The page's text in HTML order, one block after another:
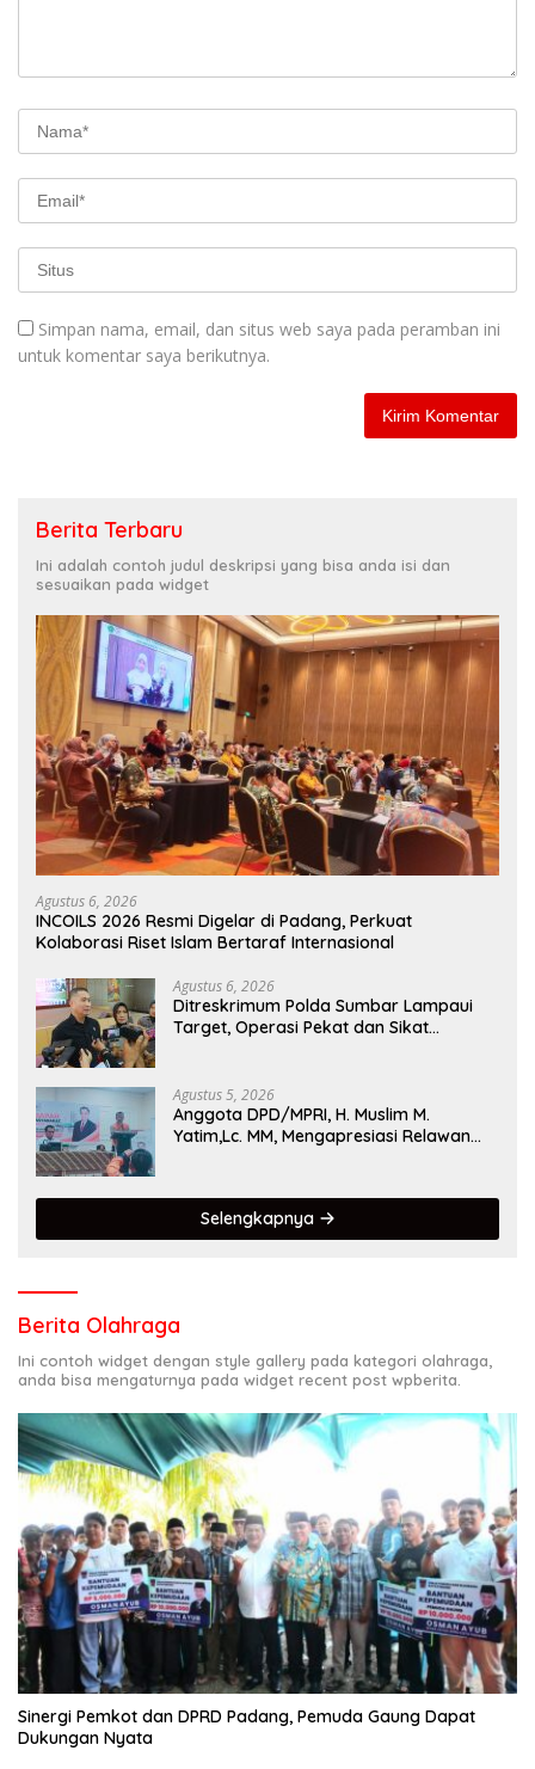
Simpan nama, email, dan situs web saya pada peramban ini
untuk komentar saya berikutnya.
Berita Terbaru
Ini adalah contoh judul deskripsi yang bisa anda isi dan
sesuaikan pada widget
Agustus 6, 2026
INCOILS 2026 Resmi Digelar di Padang, Perkuat
Kolaborasi Riset Islam Bertaraf Internasional
Agustus 6, 2026
Ditreskrimum Polda Sumbar Lampaui
Target, Operasi Pekat dan Sikat
Agustus 5, 2026
Anggota DPD/MPRI, H. Muslim M.
Yatim,Lc. MM, Mengapresiasi Relawan
Selengkapnya
Berita Olahraga
Ini contoh widget dengan style gallery pada kategori olahraga,
anda bisa mengaturnya pada widget recent post wpberita.
Sinergi Pemkot dan DPRD Padang, Pemuda Gaung Dapat
Dukungan Nyata